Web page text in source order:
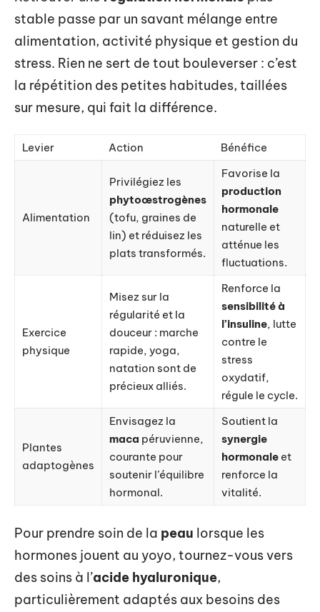
stable passe par un savant mélange entre
alimentation, activité physique et gestion du
stress. Rien ne sert de tout bouleverser : c’est
la répétition des petites habitudes, taillées
sur mesure, qui fait la différence.
Levier Action Bénéfice
Alimentation
Privilégiez les
phytoœstrogènes
(tofu, graines de
lin) et réduisez les
plats transformés.
Favorise la
production
hormonale
naturelle et
atténue les
fluctuations.
Exercice
physique
Misez sur la
régularité et la
douceur : marche
rapide, yoga,
natation sont de
précieux alliés.
Renforce la
sensibilité à
l’insuline, lutte
contre le
stress
oxydatif,
régule le cycle.
Plantes
adaptogènes
Envisagez la
maca péruvienne,
courante pour
soutenir l’équilibre
hormonal.
Soutient la
synergie
hormonale et
renforce la
vitalité.
Pour prendre soin de la peau lorsque les
hormones jouent au yoyo, tournez-vous vers
des soins à l’acide hyaluronique,
particulièrement adaptés aux besoins des